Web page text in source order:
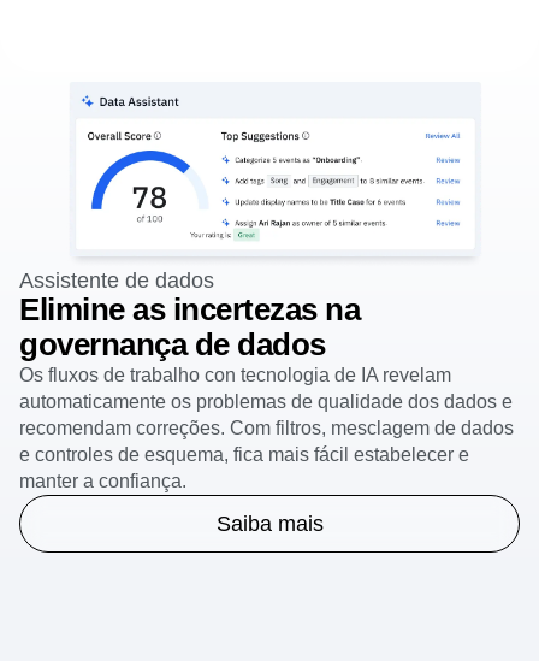
Assistente de dados
Elimine as incertezas na
governança de dados
Os fluxos de trabalho con tecnologia de IA revelam
automaticamente os problemas de qualidade dos dados e
recomendam correções. Com filtros, mesclagem de dados
e controles de esquema, fica mais fácil estabelecer e
manter a confiança.
Saiba mais